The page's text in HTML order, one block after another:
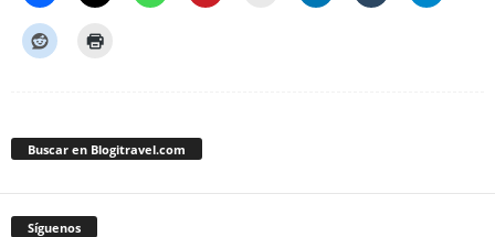
Buscar en Blogitravel.com
Síguenos